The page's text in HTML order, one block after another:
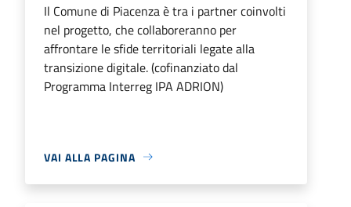
Il Comune di Piacenza è tra i partner coinvolti
nel progetto, che collaboreranno per
affrontare le sfide territoriali legate alla
transizione digitale. (cofinanziato dal
Programma Interreg IPA ADRION)
VAI ALLA PAGINA